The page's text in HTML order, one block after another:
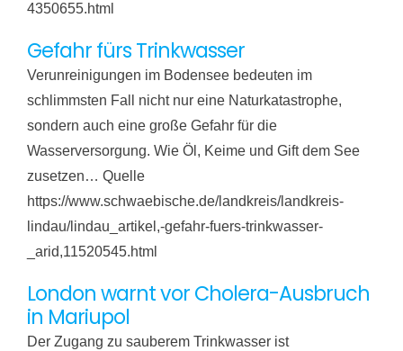
4350655.html
Gefahr fürs Trinkwasser
Verunreinigungen im Bodensee bedeuten im
schlimmsten Fall nicht nur eine Naturkatastrophe,
sondern auch eine große Gefahr für die
Wasserversorgung. Wie Öl, Keime und Gift dem See
zusetzen… Quelle
https://www.schwaebische.de/landkreis/landkreis-
lindau/lindau_artikel,-gefahr-fuers-trinkwasser-
_arid,11520545.html
London warnt vor Cholera-Ausbruch
in Mariupol
Der Zugang zu sauberem Trinkwasser ist